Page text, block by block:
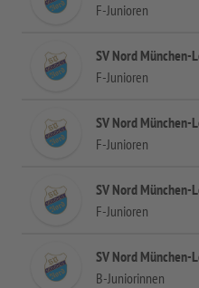
F-Junioren
SV Nord München-
F-Junioren
SV Nord München-
F-Junioren
SV Nord München-
F-Junioren
SV Nord München-
B-Juniorinnen